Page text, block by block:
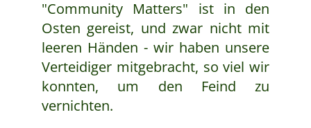
"Community Matters" ist in den
Osten gereist, und zwar nicht mit
leeren Händen - wir haben unsere
Verteidiger mitgebracht, so viel wir
konnten, um den Feind zu
vernichten.